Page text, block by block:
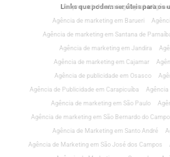
Links que podem ser úteis para os
Empresa de Marketing Digital
Agência de marketing em Barueri
Agência de marketing em Santana de
Agência de marketing em Jandira
Agência de marketing em Cajamar
Agência de publicidade em Osasco
Agência de Publicidade em Carapicuíba
Agência
Agência de marketing em São Paulo
Agência de marketing em São Bernardo do Campo
Agência de Marketing em Santo André
Agência de Marketing em São José dos Campos